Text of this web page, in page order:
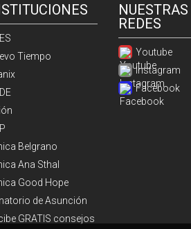
Tiempo
Belgrano
Ana Sthal
Good Hope
de Asunción
GRATIS consejos
NUESTRAS
REDES
Youtube
Instagram
Facebook